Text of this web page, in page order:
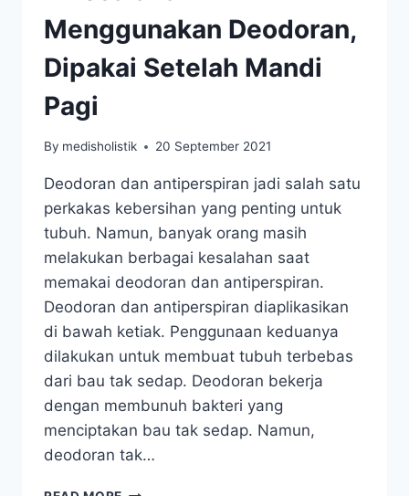
Menggunakan Deodoran,
Dipakai Setelah Mandi
Pagi
By medisholistik 20 September 2021
Deodoran dan antiperspiran jadi salah satu
perkakas kebersihan yang penting untuk
tubuh. Namun, banyak orang masih
melakukan berbagai kesalahan saat
memakai deodoran dan antiperspiran.
Deodoran dan antiperspiran diaplikasikan
di bawah ketiak. Penggunaan keduanya
dilakukan untuk membuat tubuh terbebas
dari bau tak sedap. Deodoran bekerja
dengan membunuh bakteri yang
menciptakan bau tak sedap. Namun,
deodoran tak…